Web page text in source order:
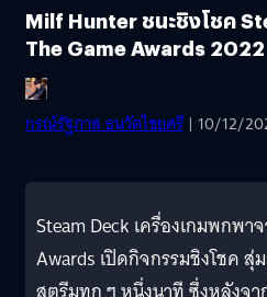
Milf Hunter ชนะชิงโชค
The Game Awards 2022
กรณ์รัฐภาส ธนวัตไชยศรี | 10/12/
Steam Deck เครื่องเกมพกพา
Awards เปิดกิจกรรมชิงโชค